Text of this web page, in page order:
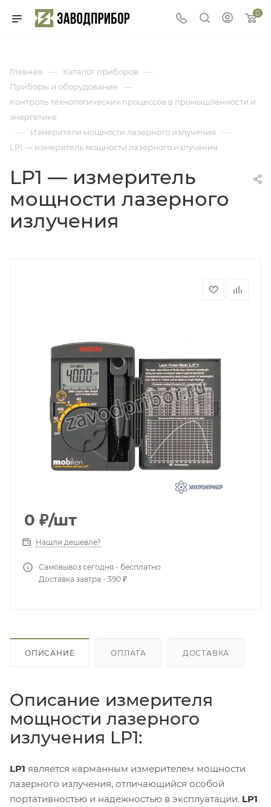
0
Главная — Каталог приборов —
Приборы и оборудование —
Контроль технологических процессов в промышленности и
энергетике
— Измерители мощности лазерного излучения —
LP1 — измеритель мощности лазерного излучения
LP1 — измеритель
мощности лазерного
излучения
0 ₽/шт
Нашли дешевле?
Самовывоз сегодня - бесплатно
Доставка завтра - 390 ₽
ОПИСАНИЕ ОПЛАТА ДОСТАВКА
Описание измерителя
мощности лазерного
излучения LP1:
LP1 является карманным измерителем мощности
лазерного излучения, отличающийся особой
портативностью и надежностью в эксплуатации. LP1